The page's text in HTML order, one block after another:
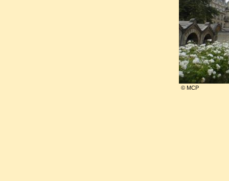
© MCP
Arrêté le 19 août,
Barreaux et enfin à Saint
qu’on statuât sur son
beau intervenir pour qu’il